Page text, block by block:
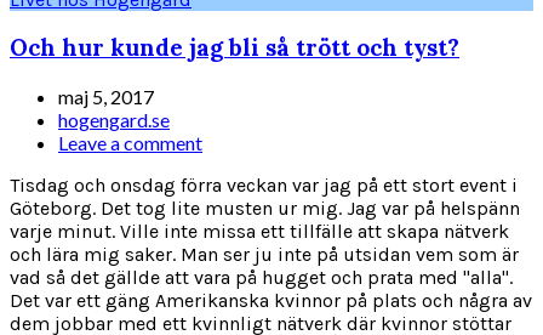
Och hur kunde jag bli så trött och tyst?
maj 5, 2017
hogengard.se
Leave a comment
Tisdag och onsdag förra veckan var jag på ett stort event i
Göteborg. Det tog lite musten ur mig. Jag var på helspänn
varje minut. Ville inte missa ett tillfälle att skapa nätverk
och lära mig saker. Man ser ju inte på utsidan vem som är
vad så det gällde att vara på hugget och prata med "alla".
Det var ett gäng Amerikanska kvinnor på plats och några av
dem jobbar med ett kvinnligt nätverk där kvinnor stöttar